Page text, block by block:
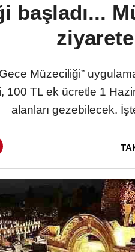
başladı...
ziyarete
Müzeciliği”
100 TL ek ücretle 1
alanları gezebilecek.